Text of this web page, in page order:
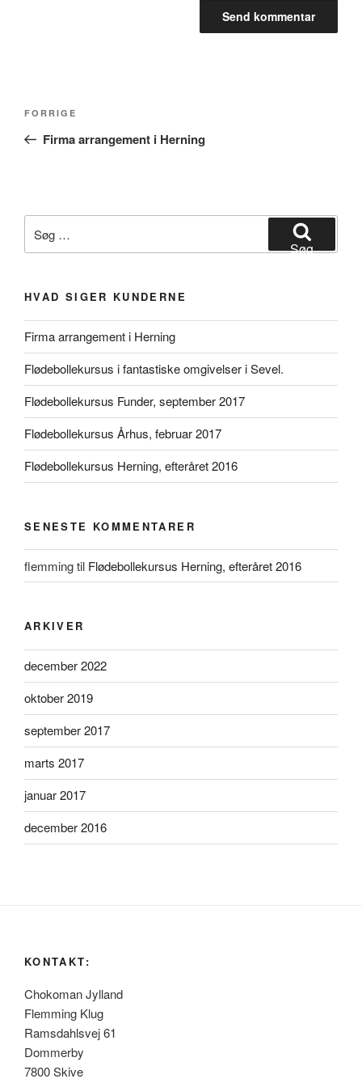
Forrige
indlæg
FORRIGE
Firma arrangement i Herning
efter:
Søg
HVAD SIGER KUNDERNE
Firma arrangement i Herning
Flødebollekursus i fantastiske omgivelser i Sevel.
Flødebollekursus Funder, september 2017
Flødebollekursus Århus, februar 2017
Flødebollekursus Herning, efteråret 2016
SENESTE KOMMENTARER
flemmingtil Flødebollekursus Herning, efteråret 2016
ARKIVER
december 2022
oktober 2019
september 2017
marts 2017
januar 2017
december 2016
KONTAKT:
Chokoman Jylland
Flemming Klug
Ramsdahlsvej 61
Dommerby
7800 Skive